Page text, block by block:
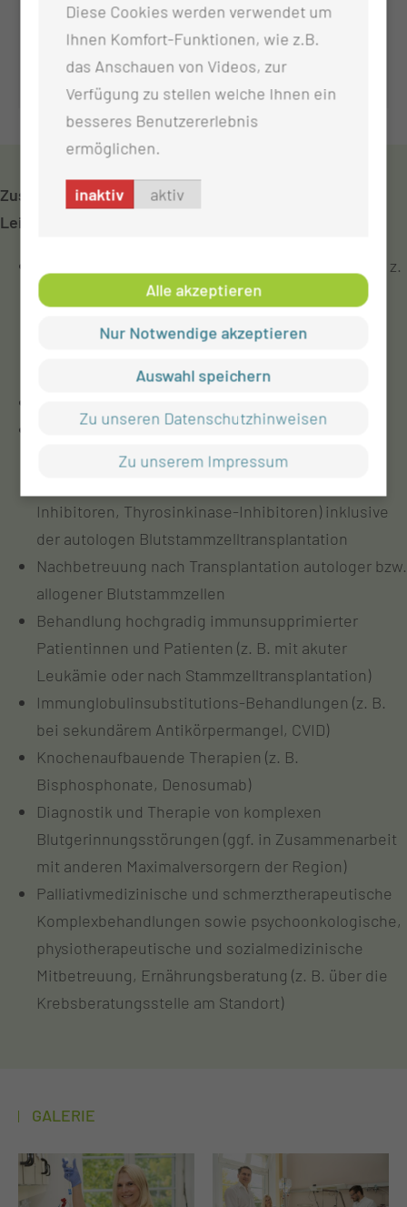
Zentrum für Hämatologische
Neoplasien
Zusammenfassend weist unsere Klinik folgendes
Leistungsspektrum auf:
Diagnosesicherung und Ausbreitungsdiagnostik, z.
B. durch Biopsie, Gewebeentnahme und
Zusammenarbeit mit anderen Kliniken und
Instituten am Standort)
Durchführung aller gängigen klassischen
Chemotherapien sowie zielgerichteter
Inhibitoren, Thyrosinkinase-Inhibitoren) inklusive
der autologen Blutstammzelltransplantation
Nachbetreuung nach Transplantation autologer bzw.
allogener Blutstammzellen
Behandlung hochgradig immunsupprimierter
Patientinnen und Patienten (z. B. mit akuter
Leukämie oder nach Stammzelltransplantation)
Immunglobulinsubstitutions-Behandlungen (z. B.
bei sekundärem Antikörpermangel, CVID)
Knochenaufbauende Therapien (z. B.
Bisphosphonate, Denosumab)
Diagnostik und Therapie von komplexen
Blutgerinnungsstörungen (ggf. in Zusammenarbeit
mit anderen Maximalversorgern der Region)
Palliativmedizinische und schmerztherapeutische
Komplexbehandlungen sowie psychoonkologische,
physiotherapeutische und sozialmedizinische
Mitbetreuung, Ernährungsberatung (z. B. über die
Krebsberatungsstelle am Standort)
GALERIE
Diese Cookies werden verwendet um
Ihnen Komfort-Funktionen, wie z.B.
das Anschauen von Videos, zur
Verfügung zu stellen welche Ihnen ein
besseres Benutzererlebnis
ermöglichen.
inaktiv aktiv
Alle akzeptieren
Nur Notwendige akzeptieren
Auswahl speichern
Zu unseren Datenschutzhinweisen
Zu unserem Impressum